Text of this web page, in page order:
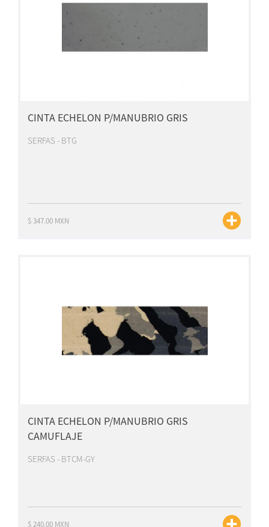
CINTA ECHELON P/MANUBRIO GRIS
SERFAS - BTG
$ 347.00 MXN
CINTA ECHELON P/MANUBRIO GRIS
CAMUFLAJE
SERFAS - BTCM-GY
$ 240.00 MXN